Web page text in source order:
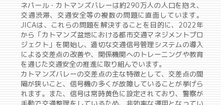
ネパール・カトマンズバレーは約290万人の人口を抱え、
交通渋滞、交通安全等の複数の問題に直面しています。
JICAは、これらの問題を解決することを目的に、2022年
から「カトマンズ盆地における都市交通マネジメントプロ
ジェクト」を開始し、適切な交通信号管理システムの導入
による交差点の改善や、関係機関へのトレーニングや教育
を通じた交通安全の推進に取り組んでいます。
カトマンズバレーの交差点の主な特徴として、交差点の間
隔が狭いこと、信号機の多くが故障していることが挙げら
れます。また、信号は常時黄色に設定されており、警察が